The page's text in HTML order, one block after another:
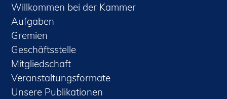
Willkommen bei der Kammer
Aufgaben
Gremien
Geschäftsstelle
Mitgliedschaft
Veranstaltungsformate
Unsere Publikationen